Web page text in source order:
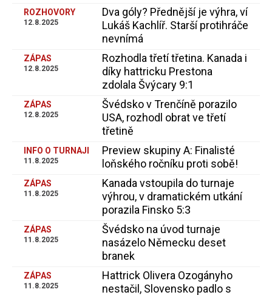
ROZHOVORY
12.8.2025
Dva góly? Přednější je výhra, ví
Lukáš Kachlíř. Starší protihráče
nevnímá
ZÁPAS
12.8.2025
Rozhodla třetí třetina. Kanada i
díky hattricku Prestona
zdolala Švýcary 9:1
ZÁPAS
12.8.2025
Švédsko v Trenčíně porazilo
USA, rozhodl obrat ve třetí
třetině
INFO O TURNAJI
11.8.2025
Preview skupiny A: Finalisté
loňského ročníku proti sobě!
ZÁPAS
11.8.2025
Kanada vstoupila do turnaje
výhrou, v dramatickém utkání
porazila Finsko 5:3
ZÁPAS
11.8.2025
Švédsko na úvod turnaje
nasázelo Německu deset
branek
ZÁPAS
11.8.2025
Hattrick Olivera Ozogányho
nestačil, Slovensko padlo s